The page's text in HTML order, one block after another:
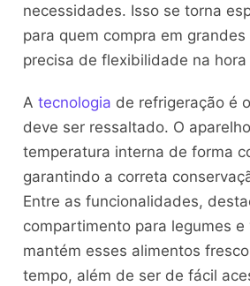
necessidades. Isso se torna
para quem compra em
precisa de flexibilidade na
A tecnologia de refrigeração é
deve ser ressaltado. O
temperatura interna de forma
garantindo a correta
Entre as funcionalidades,
compartimento para legumes e
mantém esses alimentos
tempo, além de ser de fácil